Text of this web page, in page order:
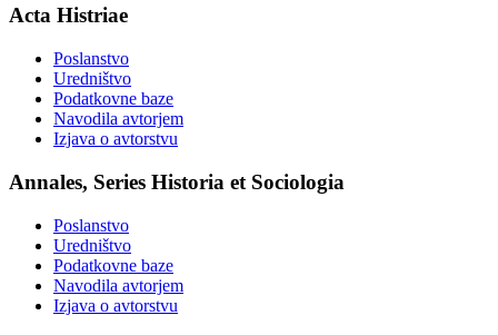
Acta Histriae
Poslanstvo
Uredništvo
Podatkovne baze
Navodila avtorjem
Izjava o avtorstvu
Annales, Series Historia et Sociologia
Poslanstvo
Uredništvo
Podatkovne baze
Navodila avtorjem
Izjava o avtorstvu